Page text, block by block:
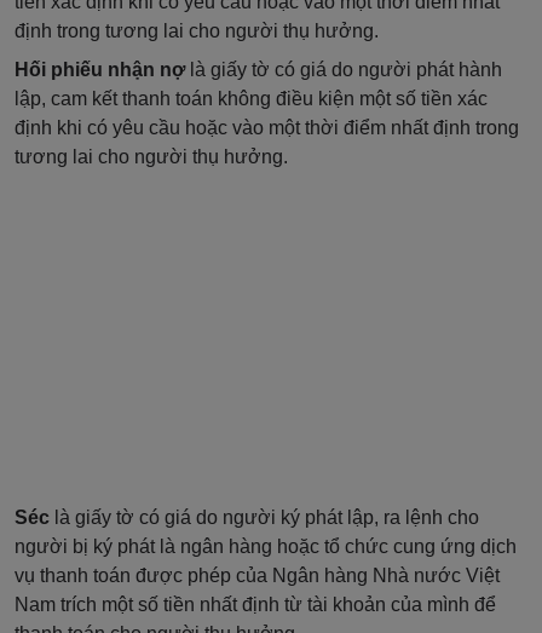
định trong tương lai cho người thụ hưởng.
Hối phiếu nhận nợlà giấy tờ có giá do người phát hành
lập, cam kết thanh toán không điều kiện một số tiền xác
định khi có yêu cầu hoặc vào một thời điểm nhất định trong
tương lai cho người thụ hưởng.
Séc là giấy tờ có giá do người ký phát lập, ra lệnh cho
người bị ký phát là ngân hàng hoặc tổ chức cung ứng dịch
vụ thanh toán được phép của Ngân hàng Nhà nước Việt
Nam trích một số tiền nhất định từ tài khoản của mình để